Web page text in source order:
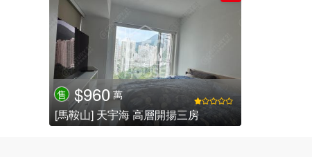
售 $960 萬
[馬鞍山] 天宇海 高層開揚三房